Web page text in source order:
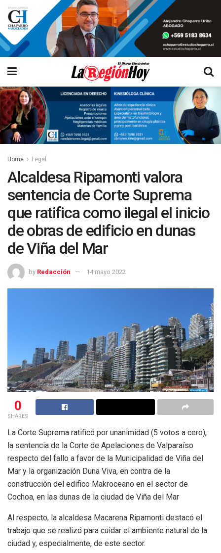
Home Legal
Alcaldesa Ripamonti valora
sentencia de Corte Suprema
que ratifica como ilegal el inicio
de obras de edificio en dunas
de Viña del Mar
by Redacción 14 mayo 2022
0
SHARES
La Corte Suprema ratificó por unanimidad (5 votos a cero),
la sentencia de la Corte de Apelaciones de Valparaíso
respecto del fallo a favor de la Municipalidad de Viña del
Mar y la organización Duna Viva, en contra de la
construcción del edifico Makroceano en el sector de
Cochoa, en las dunas de la ciudad de Viña del Mar
Al respecto, la alcaldesa Macarena Ripamonti destacó el
trabajo que se realizó para cuidar el ambiente natural de la
ciudad y, especialmente, de este sector.